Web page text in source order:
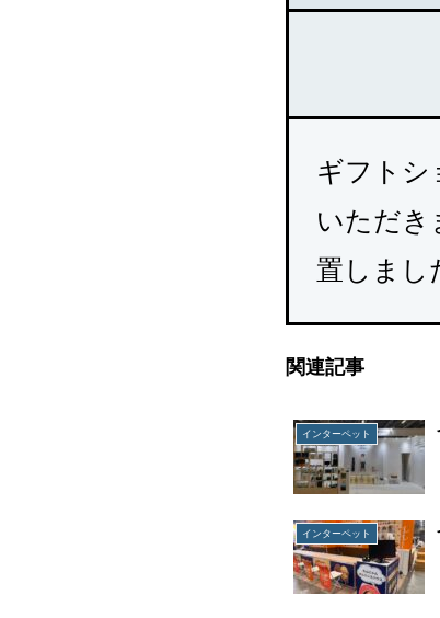
ギフトシ
いただき
置しまし
関連記事
インターペット
インターペット